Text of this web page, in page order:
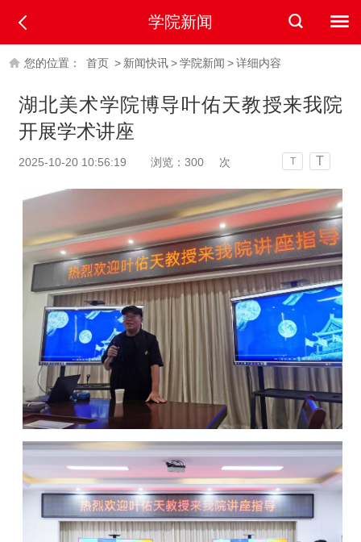
学院新闻
您的位置： 首页 > 新闻快讯>学院新闻 >详细内容
湖北美术学院博导叶佑天教授来我院
开展学术讲座
2025-10-20 10:56:19 浏览： 300 次 T T